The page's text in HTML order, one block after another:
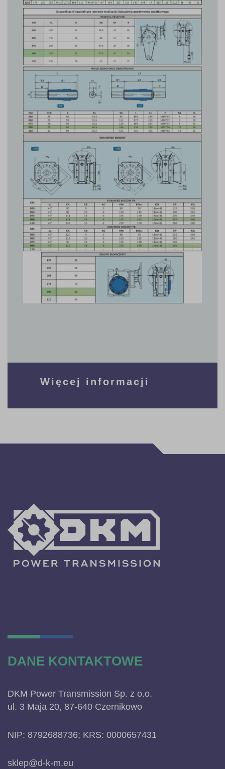
Więcej informacji
DANE KONTAKTOWE
DKM Power Transmission Sp. z o.o.
ul. 3 Maja 20, 87-640 Czernikowo
NIP: 8792688736; KRS: 0000657431
sklep@d-k-m.eu